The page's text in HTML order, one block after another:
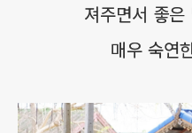
져주면서 좋
매우 숙연